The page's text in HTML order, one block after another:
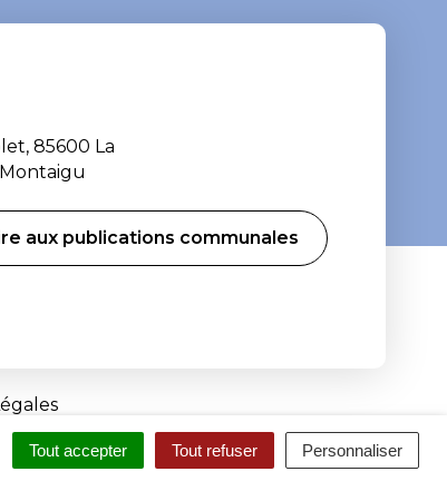
Tout accepter Tout refuser Personnaliser
85600 La
aux publications communales